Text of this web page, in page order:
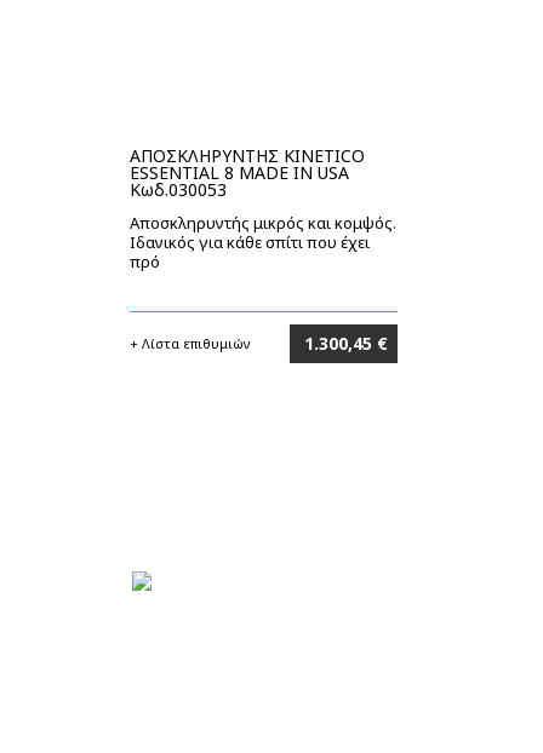
ΑΠΟΣΚΛΗΡΥΝΤΗΣ KINETICO
ESSENTIAL 8 MADE IN USA
Κωδ.030053
Αποσκληρυντής μικρός και κομψός.
Ιδανικός για κάθε σπίτι που έχει
πρό
+ Λίστα επιθυμιών 1.300,45 €